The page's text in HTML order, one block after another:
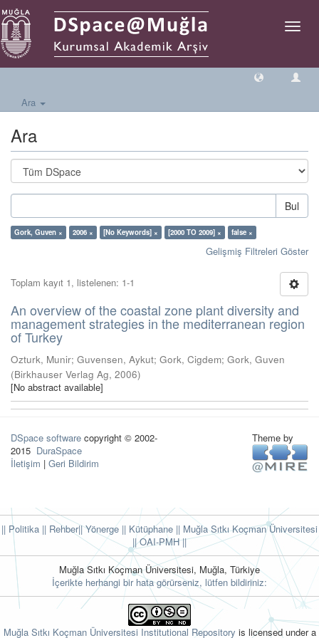
Geçiş
Ara
Ara
Bul
Gork, Guven × 2006 × [No Keywords] × [2000 TO 2009] × false ×
Gelişmiş Filtreleri Göster
Toplam kayıt 1, listelenen: 1-1
An overview of the coastal zone plant diversity and
management strategies in the mediterranean region
of Turkey
Ozturk, Munir; Guvensen, Aykut; Gork, Cigdem; Gork, Guven
(Birkhauser Verlag Ag, 2006)
[No abstract available]
DSpace software copyright © 2002-
2015 DuraSpace
İletişim | Geri Bildirim
Theme by
|| Politika || Rehber|| Yönerge || Kütüphane || Muğla Sıtkı Koçman Üniversitesi
||OAI-PMH ||
Muğla Sıtkı Koçman Üniversitesi, Muğla, Türkiye
İçerikte herhangi bir hata görürseniz, lütfen bildiriniz:
Muğla Sıtkı Koçman Üniversitesi Institutional Repository is licensed under a